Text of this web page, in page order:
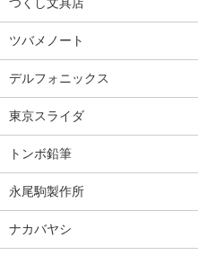
ツバメノート
デルフォニックス
東京スライダ
トンボ鉛筆
永尾駒製作所
ナカバヤシ